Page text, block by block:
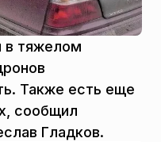
в тяжелом
Также есть еще
сообщил
Гладков.